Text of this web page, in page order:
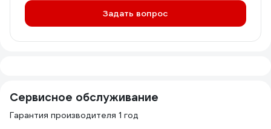
Задать вопрос
Сервисное обслуживание
Гарантия производителя 1 год